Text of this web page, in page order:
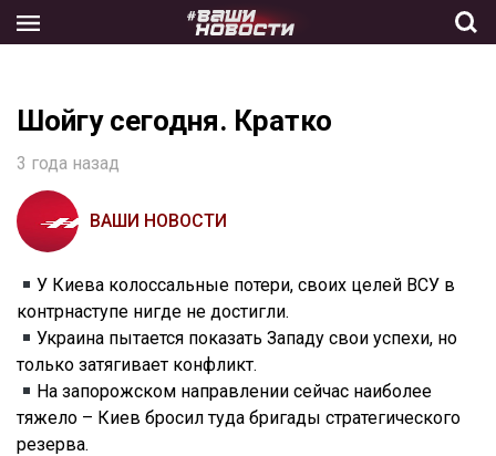
the
Шойгу сегодня. Кратко
3 года назад
ВАШИ НОВОСТИ
У Киева колоссальные потери, своих целей ВСУ в
контрнаступе нигде не достигли.
Украина пытается показать Западу свои успехи, но
только затягивает конфликт.
На запорожском направлении сейчас наиболее
тяжело – Киев бросил туда бригады стратегического
резерва.